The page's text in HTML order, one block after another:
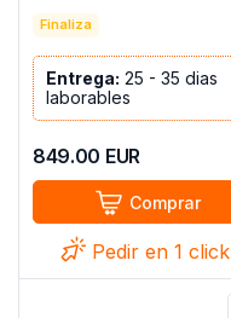
Finaliza
Entrega: 25 - 35 dias
laborables
849.00 EUR
Comprar
Pedir en 1 click